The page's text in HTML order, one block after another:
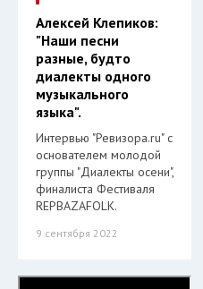
Алексей Клепиков:
"Наши песни
разные, будто
диалекты одного
музыкального
языка".
Интервью "Ревизора.ru" с
основателем молодой
группы "Диалекты осени",
финалиста Фестиваля
REPBAZAFOLK.
9 сентября 2022